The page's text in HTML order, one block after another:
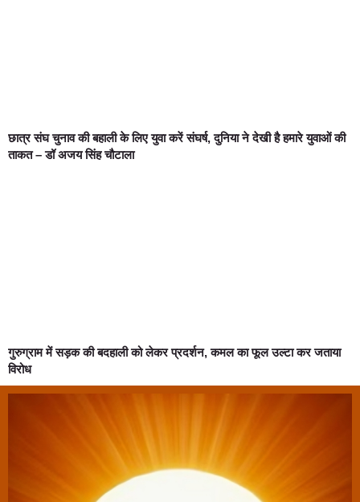
छात्र संघ चुनाव की बहाली के लिए युवा करें संघर्ष, दुनिया ने देखी है हमारे युवाओं की
ताकत – डॉ अजय सिंह चौटाला
गुरुग्राम में सड़क की बदहाली को लेकर प्रदर्शन, कमल का फूल उल्टा कर जताया
विरोध